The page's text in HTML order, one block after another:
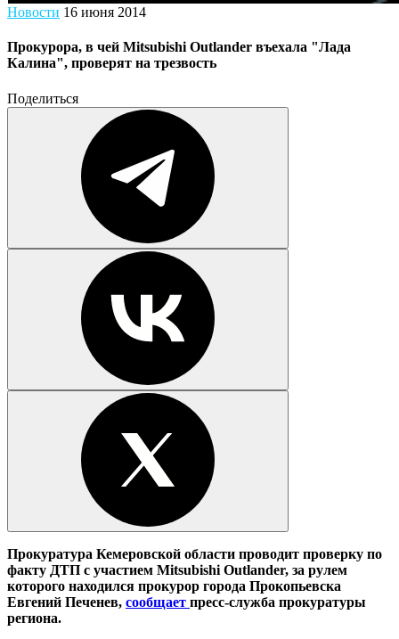
Новости 16 июня 2014
Прокурора, в чей Mitsubishi Outlander въехала "Лада
Калина", проверят на трезвость
Поделиться
Прокуратура Кемеровской области проводит проверку по
факту ДТП с участием Mitsubishi Outlander, за рулем
которого находился прокурор города Прокопьевска
Евгений Печенев, сообщает пресс-служба прокуратуры
региона.